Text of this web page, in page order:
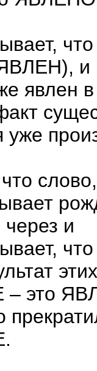
что
и
явлен
уже
и
это